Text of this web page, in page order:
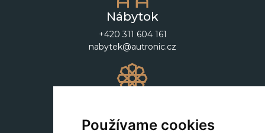
Používame cookies
Nábytok
+420 311 604 161
nabytek@autronic.cz
+420 311 604 182